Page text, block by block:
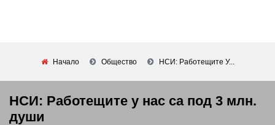
Начало Общество НСИ: Работещите У...
НСИ: Работещите у нас са под 3 млн.
души